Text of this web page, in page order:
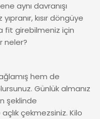
aynı davranışı
kısır döngüye
fit girebilmeniz için
neler?
hem de
Günlük almanız
şeklinde
çekmezsiniz. Kilo